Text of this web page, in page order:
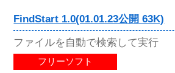
FindStart 1.0(01.01.23公開 63K)
ファイルを自動で検索して実行
フリーソフト